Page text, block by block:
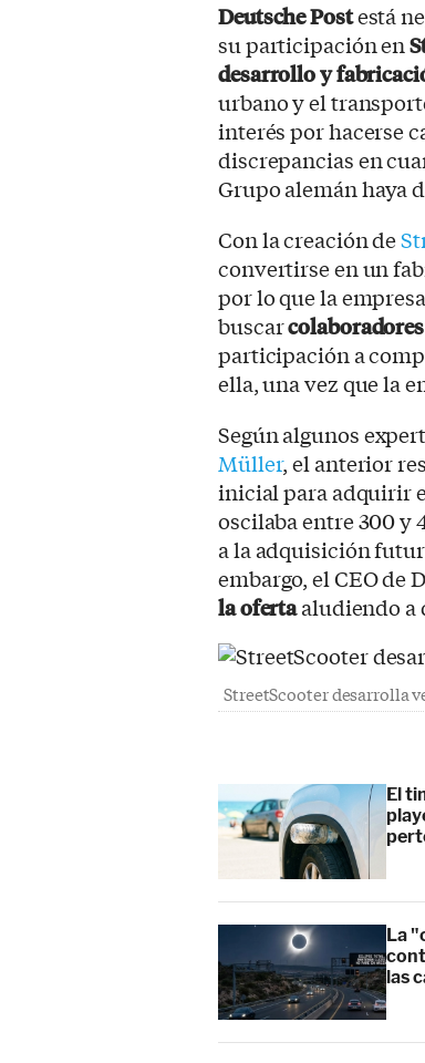
Deutsche Postestá
su participación en
desarrollo y
urbano y el
interés por hacerse
discrepancias en
Grupo alemán haya
Con la creación de
convertirse en un
por lo que la
buscarcolaboradores
participación a
ella, una vez que la
Según algunos
Müller, el anterior
inicial para adquirir
oscilaba entre 300 y
a la adquisición
embargo, el CEO de
la ofertaaludiendo a
StreetScooter desarrolla
El
La
las